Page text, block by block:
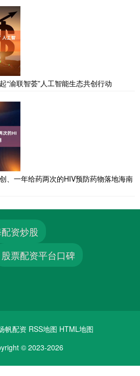
“渝联智荟”人工智能生态共创行动
、一年给药两次的HIV预防药物落地海南
配资炒股
股票配资平台口碑
帆配资 RSS地图 HTML地图
© 2023-2026